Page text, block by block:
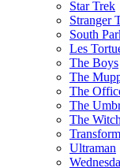
Star Trek
Stranger
South
Les
The Boys
The
The
The
The
Ultraman